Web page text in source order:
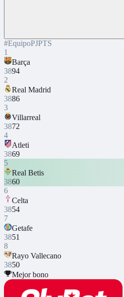
#EquipoPJPTS
1
Barça
3894
2
Real Madrid
3886
3
Villarreal
3872
4
Atleti
3869
5
Real Betis
3860
6
Celta
3854
7
Getafe
3851
8
Rayo Vallecano
3850
Mejor bono